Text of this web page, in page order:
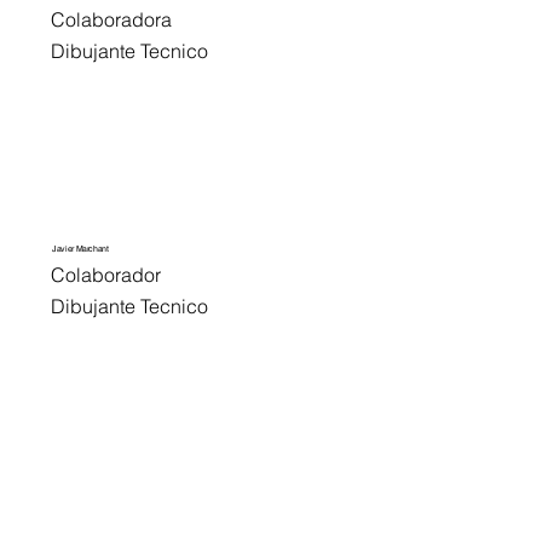
Colaboradora
Dibujante Tecnico
Javier Marchant
Colaborador
Dibujante Tecnico